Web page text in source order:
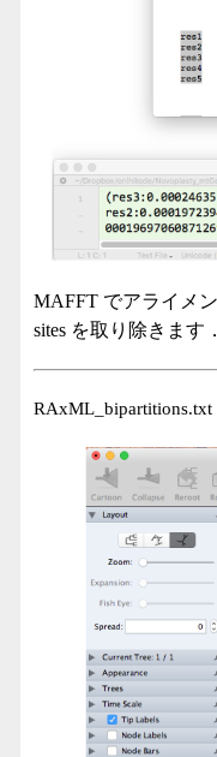
MAFFT でアライメ
sites を取り除きます
RAxML_bipartitions.txt